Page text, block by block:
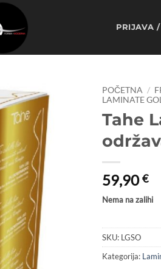
PRIJAVA /
POČETNA /
LAMINATE
Tahe
59,90€
Nema na zalihi
SKU: LGSO
Kategorija: